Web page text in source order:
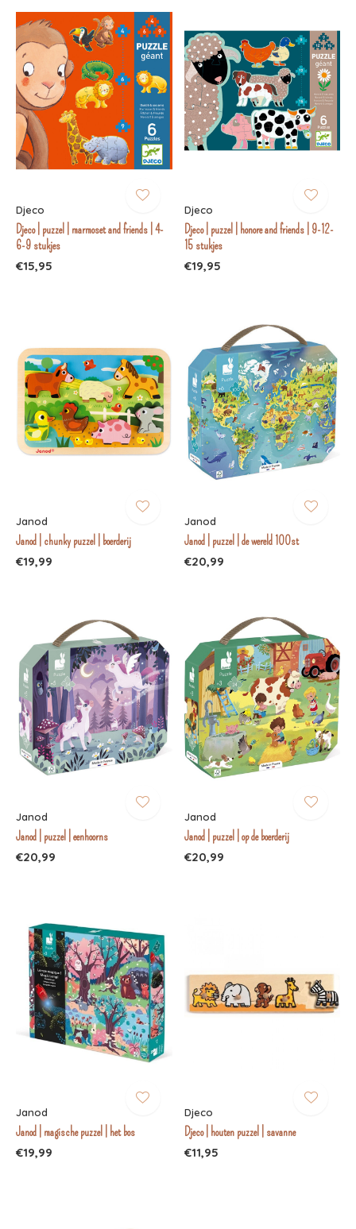
Djeco
Djeco | puzzel | marmoset and friends | 4-
6-9 stukjes
€15,95
Djeco
Djeco | puzzel | honore and friends | 9-12-
15 stukjes
€19,95
Janod
Janod | chunky puzzel | boerderij
€19,99
Janod
Janod | puzzel | de wereld 100st
€20,99
Janod
Janod | puzzel | eenhoorns
€20,99
Janod
Janod | puzzel | op de boerderij
€20,99
Janod
Janod | magische puzzel | het bos
€19,99
Djeco
Djeco | houten puzzel | savanne
€11,95